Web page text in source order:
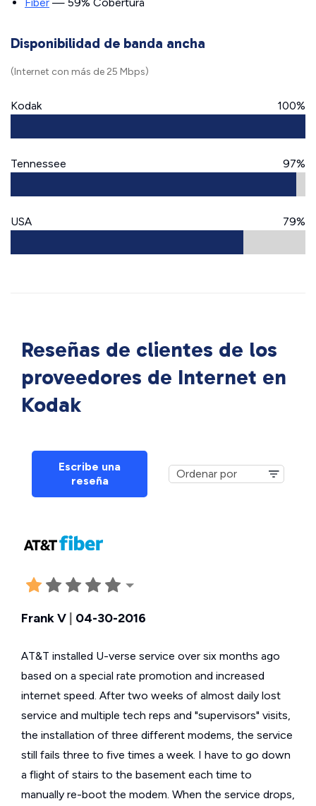
Disponibilidad de banda ancha
(Internet con más de 25 Mbps)
Kodak 100%
Tennessee 97%
USA 79%
Reseñas de clientes de los
proveedores de Internet en
Kodak
Escribe una
reseña
Frank V 04-30-2016
AT&T installed U-verse service over six months ago
based on a special rate promotion and increased
internet speed. After two weeks of almost daily lost
service and multiple tech reps and "supervisors" visits,
the installation of three different modems, the service
still fails three to five times a week. I have to go down
a flight of stairs to the basement each time to
manually re-boot the modem. When the service drops,